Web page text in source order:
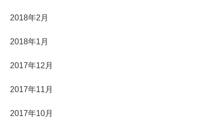
2018年2月
2018年1月
2017年12月
2017年11月
2017年10月